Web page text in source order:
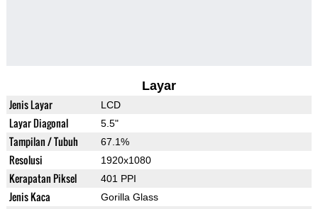
Layar
Jenis Layar LCD
Layar Diagonal 5.5"
Tampilan / Tubuh 67.1%
Resolusi 1920x1080
Kerapatan Piksel 401 PPI
Jenis Kaca Gorilla Glass